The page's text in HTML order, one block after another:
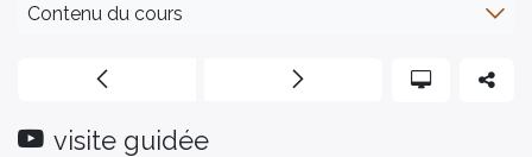
Contenu du cours
visite guidée